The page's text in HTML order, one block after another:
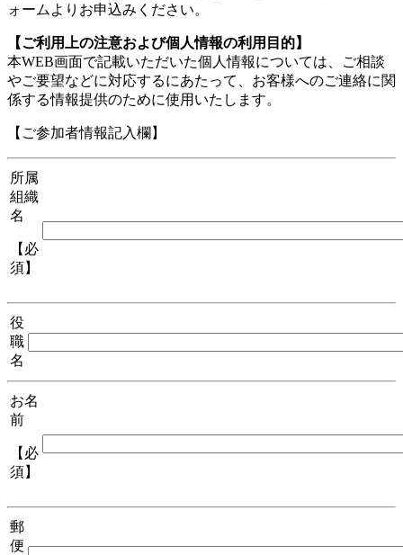
ォームよりお申込みください。
【ご利用上の注意および個人情報の利用目的】
本WEB画面で記載いただいた個人情報については、ご相談
やご要望などに対応するにあたって、お客様へのご連絡に関
係する情報提供のために使用いたします。
【ご参加者情報記入欄】
所属
組織
名
【必
須】
役
職
名
お名
前
【必
須】
郵
便